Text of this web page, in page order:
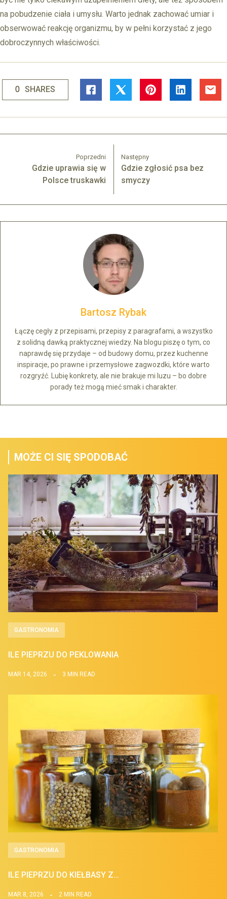
na pobudzenie ciała i umysłu. Warto jednak zachować umiar i
obserwować reakcję organizmu, by w pełni korzystać z jego
dobroczynnych właściwości.
0 SHARES
Poprzedni
Gdzie uprawia się w
Polsce truskawki
Następny
Gdzie zgłosić psa bez
smyczy
Bartosz Rybak
Łączę cegły z przepisami, przepisy z paragrafami, a wszystko
z solidną dawką praktycznej wiedzy. Na blogu piszę o tym, co
naprawdę się przydaje – od budowy domu, przez kuchenne
inspiracje, po prawne i przemysłowe zagwozdki, które warto
rozgryźć. Lubię konkrety, ale nie brakuje mi luzu – bo dobre
porady też mogą mieć smak i charakter.
MOŻE CI SIĘ SPODOBAĆ
GASTRONOMIA
ILE PIEPRZU DO PEKLOWANIA
MAR 14, 2026 3 MIN READ
GASTRONOMIA
ILE PIEPRZU DO KIEŁBASY Z…
MAR 8, 2026 2 MIN READ